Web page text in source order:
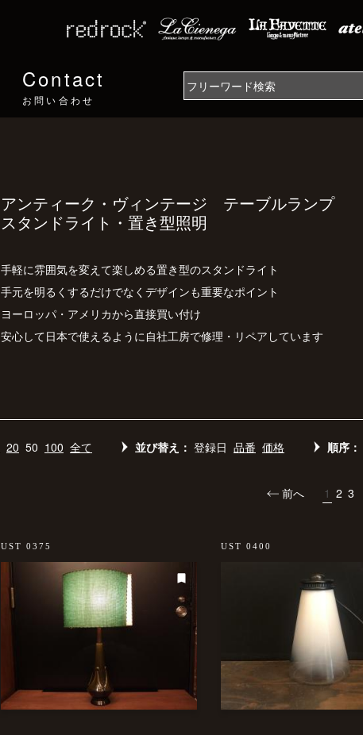
Contact
お問い合わせ
アンティーク・ヴィンテージ テーブルランプ
スタンドライト・置き型照明
手軽に雰囲気を変えて楽しめる置き型のスタンドライト
手元を明るくするだけでなくデザインも重要なポイント
ヨーロッパ・アメリカから直接買い付け
安心して日本で使えるように自社工房で修理・リペアしています
20 50 100 全て 並び替え： 登録日 品番 価格 順序：
前へ 1 2 3
UST 0375 UST 0400